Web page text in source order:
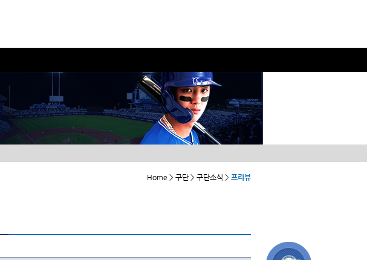
Home > 구단 > 구단소식 > 프리뷰